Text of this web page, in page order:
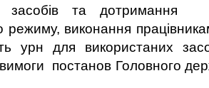
засобів та дотримання
режиму, виконання
урн для використаних
постанов Головного